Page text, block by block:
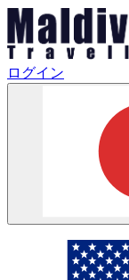
ログイン